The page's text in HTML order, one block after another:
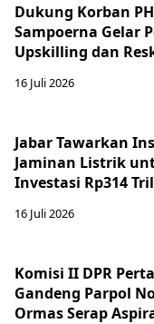
Dukung Korban
Sampoerna Gelar
Upskilling dan
16 Juli 2026
Jabar Tawarkan
Jaminan Listrik
Investasi Rp314
16 Juli 2026
Komisi II DPR
Gandeng Parpol
Ormas Serap